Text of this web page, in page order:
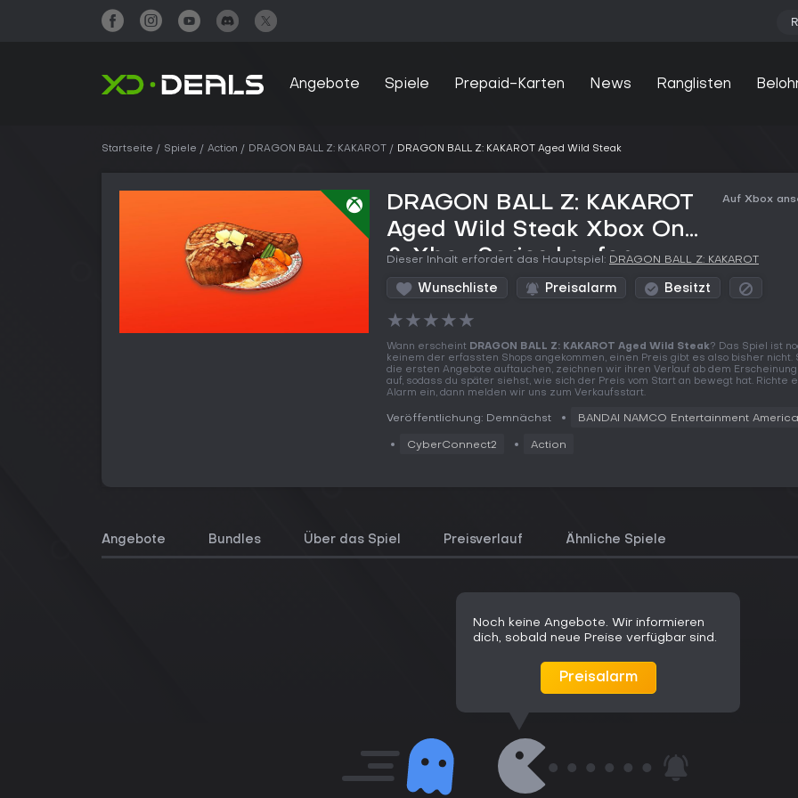
Angebote Spiele Prepaid-Karten News Ranglisten
Startseite Spiele Action DRAGON BALL Z: KAKAROT DRAGON BALL Z: KAKAROT Aged Wild Steak
DRAGON BALL Z: KAKAROT
Aged Wild Steak Xbox One
& Xbox Series kaufen
Auf Xbox
Dieser Inhalt erfordert das Hauptspiel: DRAGON BALL Z: KAKAROT
Wunschliste Preisalarm Besitzt
★★★★★
Wann erscheint DRAGON BALL Z: KAKAROT Aged Wild Steak? Das Spiel ist
keinem der erfassten Shops angekommen, einen Preis gibt es also bisher nicht.
die ersten Angebote auftauchen, zeichnen wir ihren Verlauf ab dem
auf, sodass du später siehst, wie sich der Preis vom Start an bewegt hat. Richte
Alarm ein, dann melden wir uns zum Verkaufsstart.
Veröffentlichung: Demnächst BANDAI NAMCO Entertainment
CyberConnect2 Action
Angebote Bundles Über das Spiel Preisverlauf Ähnliche Spiele
Noch keine Angebote. Wir informieren
dich, sobald neue Preise verfügbar sind.
Preisalarm